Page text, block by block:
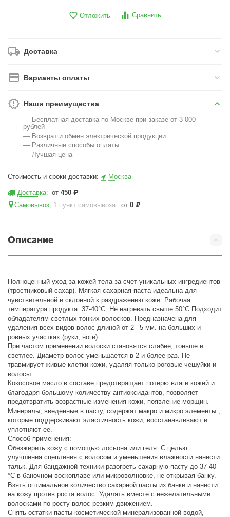
Отложить Сравнить
Доставка
Варианты оплаты
Наши преимущества
— Бесплатная доставка по Москве при заказе от 3 000
рублей
— Возврат и обмен электрической продукции
— Различные способы оплаты
— Лучшая цена
Стоимость и сроки доставки: Москва
Доставка: от450 ₽
Самовывоз, 1 пункт самовывоза: от0 ₽
Описание
Полноценный уход за кожей тела за счет уникальных ингредиентов
(тростниковый сахар). Мягкая сахарная паста идеальна для
чувствительной и склонной к раздражению кожи. Рабочая
температура продукта: 37-40°С. Не нагревать свыше 50°С.Подходит
обладателям светлых тонких волосков. Предназначена для
удаления всех видов волос длиной от 2 –5 мм. на больших и
ровных участках (руки, ноги).
При частом применении волоски становятся слабее, тоньше и
светлее. Диаметр волос уменьшается в 2 и более раз. Не
травмирует живые клетки кожи, удаляя только роговые чешуйки и
волосы.
Кокосовое масло в составе предотвращает потерю влаги кожей и
благодаря большому количеству антиоксидантов, позволяет
предотвратить возрастные изменения кожи, появление морщин.
Минералы, введенные в пасту, содержат макро и микро элементы ,
которые поддерживают эластичность кожи, восстанавливают и
уплотняют ее.
Способ применения:
Обезжирить кожу с помощью лосьона или геля. С целью
улучшения сцепления с волосом и уменьшения влажности нанести
тальк. Для бандажной техники разогреть сахарную пасту до 37-40
°C в баночном воскоплаве или микроволновке, не открывая банку.
Взять оптимальное количество сахарной пасты из банки и нанести
на кожу против роста волос. Удалять вместе с нежелательными
волосками по росту волос резким движением.
Снять остатки пасты косметической минерализованной водой,